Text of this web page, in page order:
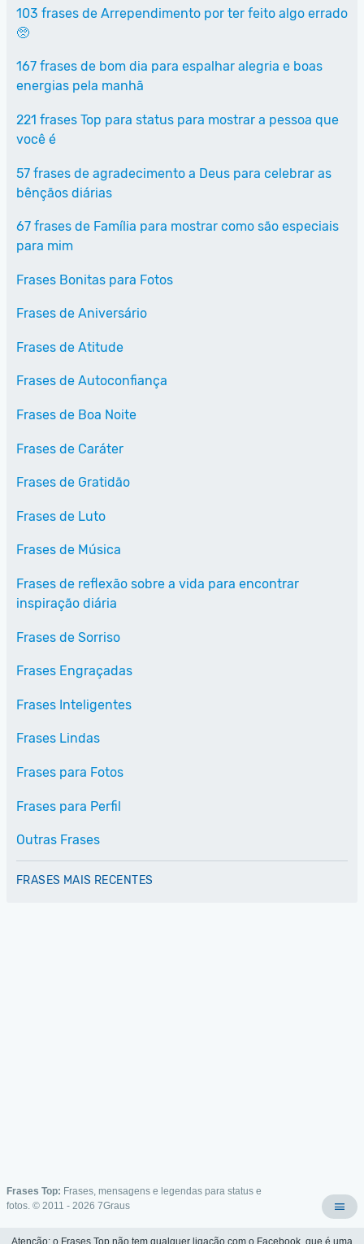
103 frases de Arrependimento por ter feito algo errado
🥺
167 frases de bom dia para espalhar alegria e boas
energias pela manhã
221 frases Top para status para mostrar a pessoa que
você é
57 frases de agradecimento a Deus para celebrar as
bênçãos diárias
67 frases de Família para mostrar como são especiais
para mim
Frases Bonitas para Fotos
Frases de Aniversário
Frases de Atitude
Frases de Autoconfiança
Frases de Boa Noite
Frases de Caráter
Frases de Gratidão
Frases de Luto
Frases de Música
Frases de reflexão sobre a vida para encontrar
inspiração diária
Frases de Sorriso
Frases Engraçadas
Frases Inteligentes
Frases Lindas
Frases para Fotos
Frases para Perfil
Outras Frases
FRASES MAIS RECENTES
Frases Top: Frases, mensagens e legendas para status e
fotos. © 2011 - 2026 7Graus
Atenção: o Frases Top não tem qualquer ligação com o Facebook, que é uma